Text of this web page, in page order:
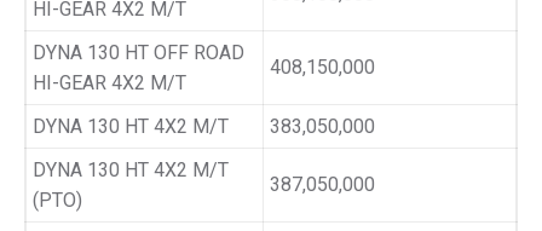
HI-GEAR 4X2 M/T
DYNA 130 HT OFF ROAD
HI-GEAR 4X2 M/T
408,150,000
DYNA 130 HT 4X2 M/T
383,050,000
DYNA 130 HT 4X2 M/T
(PTO)
387,050,000